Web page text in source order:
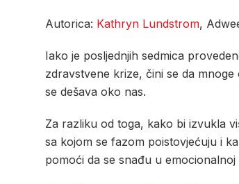
Autorica: Kathryn Lundstrom,
Iako je posljednjih sedmica
zdravstvene krize, čini se da
se dešava oko nas.
Za razliku od toga, kako bi izvukla
sa kojom se fazom poistovjećuju i
pomoći da se snađu u